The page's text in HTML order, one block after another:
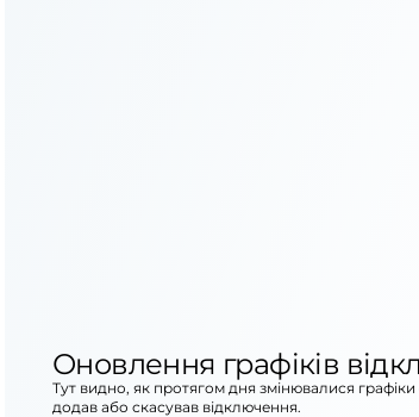
Оновлення графіків
Тут видно, як протягом дня змінювалися
додав або скасував відключення.